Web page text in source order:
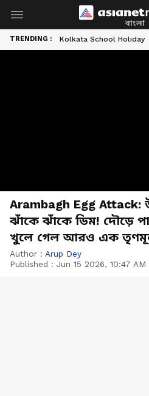
বাংলা
TRENDING : Kolkata School Holiday
Arambagh Egg
ঝাঁকে ঝাঁকে ডিম! দৌড়ে
খুলে গেল আরও এক
Author : Arup Dey
Published : Jun 15 2026, 10:47 AM